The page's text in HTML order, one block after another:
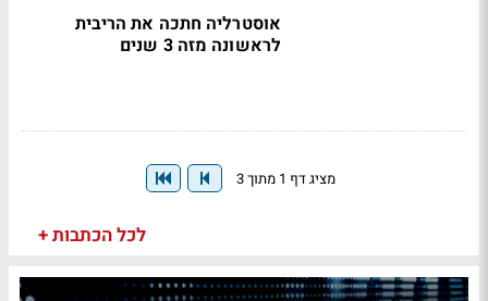
אוסטרליה חתכה את הריבית
לראשונה מזה 3 שנים
מציג דף 1 מתוך 3
לכל הכתבות +